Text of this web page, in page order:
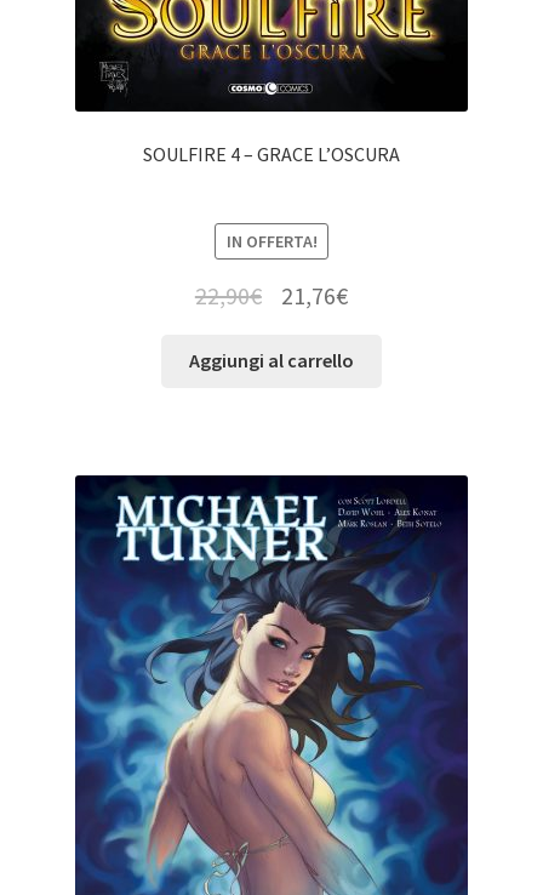
SOULFIRE 4 – GRACE L’OSCURA
IN OFFERTA!
22,90€ 21,76€
Aggiungi al carrello